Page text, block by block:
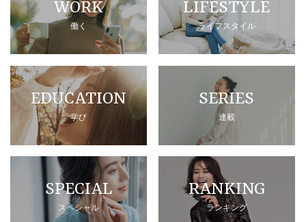
WORK
働く
LIFESTYLE
ライフスタイル
EDUCATION
学び
SERIES
連載
SPECIAL
スペシャル
RANKING
ランキング